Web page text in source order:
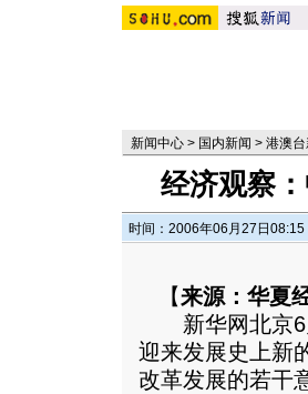
新闻中心 > 国内新闻 > 港澳台
经济观察
时间：2006年06月27日08:15
【来源：华夏
新华网北京6
迎来发展史上新
改革发展的若干